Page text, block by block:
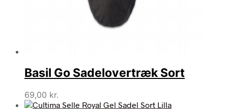
Basil Go Sadelovertræk Sort
69,00 kr.